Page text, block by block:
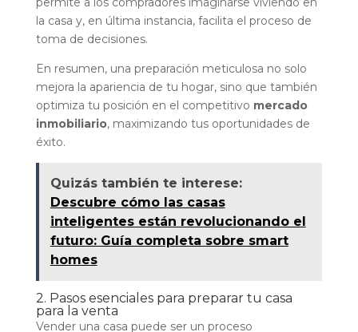
la casa y, en última instancia, facilita el proceso de
toma de decisiones.
En resumen, una preparación meticulosa no solo
mejora la apariencia de tu hogar, sino que también
optimiza tu posición en el competitivo mercado
inmobiliario, maximizando tus oportunidades de
éxito.
Quizás también te interese:
Descubre cómo las casas
inteligentes están revolucionando el
futuro: Guía completa sobre smart
homes
2. Pasos esenciales para preparar tu casa
para la venta
Vender una casa puede ser un proceso